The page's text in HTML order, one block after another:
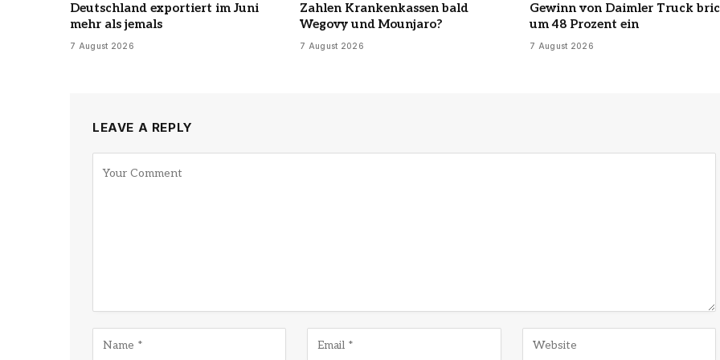
Deutschland exportiert im Juni
mehr als jemals
7 August 2026
Zahlen Krankenkassen bald
Wegovy und Mounjaro?
7 August 2026
Gewinn von Daimler Truck
um 48 Prozent ein
7 August 2026
LEAVE A REPLY